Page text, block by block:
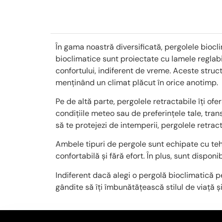
În gama noastră diversificată, pergolele
bioclimatice sunt proiectate cu lamele
confortului, indiferent de vreme. Aceste
menținând un climat plăcut în orice anotimp.
Pe de altă parte, pergolele retractabile îți
condițiile meteo sau de preferințele tale,
să te protejezi de intemperii, pergolele
Ambele tipuri de pergole sunt echipate cu
confortabilă și fără efort. În plus, sunt
Indiferent dacă alegi o pergolă bioclimatică
gândite să îți îmbunătățească stilul de viață